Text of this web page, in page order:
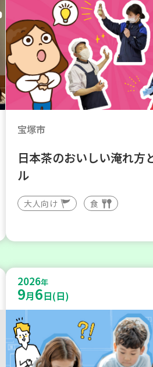
宝塚市
日本茶のおいしい淹れ方
ル
大人向け 食
2026年
9月6日(日)